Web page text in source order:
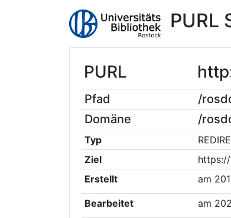
PURL
PURL
Pfad
/
Domäne
/
Typ
Ziel
Erstellt
am
Bearbeitet am